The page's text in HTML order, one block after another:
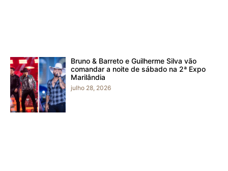
Bruno & Barreto e Guilherme Silva vão
comandar a noite de sábado na 2ª Expo
Marilândia
julho 28, 2026